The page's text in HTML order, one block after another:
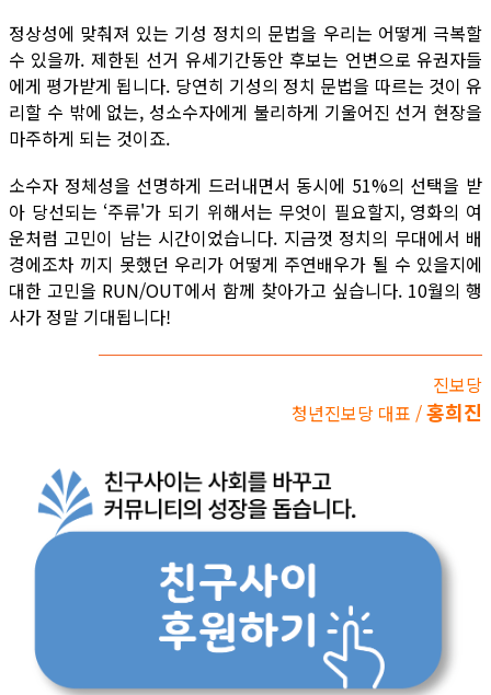
정상성에 맞춰져 있는 기성 정치의 문법을 우리는 어떻게 극복할
수 있을까. 제한된 선거 유세기간동안 후보는 언변으로 유권자들
에게 평가받게 됩니다. 당연히 기성의 정치 문법을 따르는 것이 유
리할 수 밖에 없는, 성소수자에게 불리하게 기울어진 선거 현장을
마주하게 되는 것이죠.
소수자 정체성을 선명하게 드러내면서 동시에 51%의 선택을 받
아 당선되는 ‘주류'가 되기 위해서는 무엇이 필요할지, 영화의 여
운처럼 고민이 남는 시간이었습니다. 지금껏 정치의 무대에서 배
경에조차 끼지 못했던 우리가 어떻게 주연배우가 될 수 있을지에
대한 고민을 RUN/OUT에서 함께 찾아가고 싶습니다. 10월의 행
사가 정말 기대됩니다!
진보당
청년진보당 대표 /홍희진